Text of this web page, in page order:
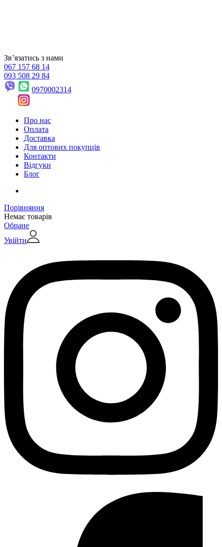
Звʼязатись з нами
067 157 68 14
093 508 29 84
0970002314
Про нас
Оплата
Доставка
Для оптових покупців
Контакти
Відгуки
Блог
Порівняння
Немає товарів
Обране
Увійти